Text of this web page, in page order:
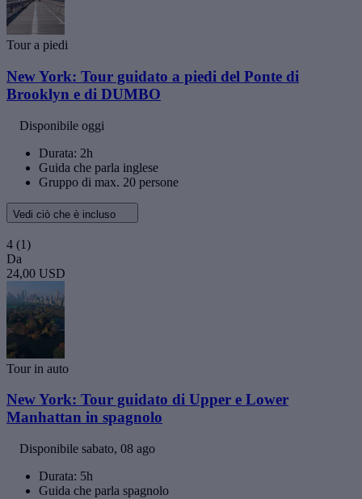
Tour a piedi
New York: Tour guidato a piedi del Ponte di
Brooklyn e di DUMBO
Disponibile oggi
Durata: 2h
Guida che parla inglese
Gruppo di max. 20 persone
Vedi ciò che è incluso
4 (1)
Da
24,00 USD
Tour in auto
New York: Tour guidato di Upper e Lower
Manhattan in spagnolo
Disponibile sabato, 08 ago
Durata: 5h
Guida che parla spagnolo